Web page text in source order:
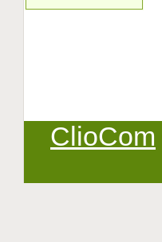
ClioCom